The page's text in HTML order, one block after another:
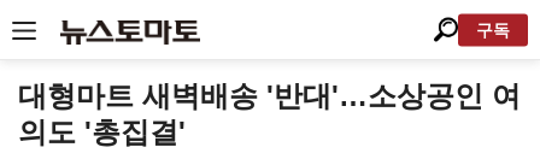
구독
대형마트 새벽배송 '반대'…소상공인 여
의도 '총집결'